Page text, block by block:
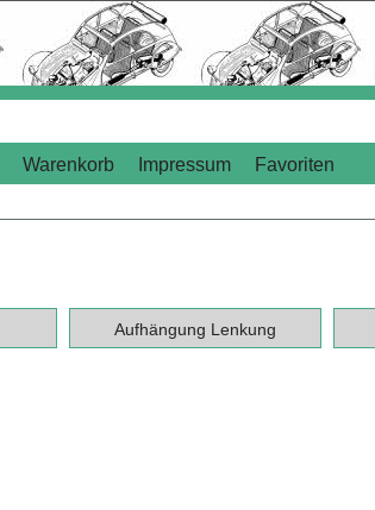
Warenkorb Impressum
Favoriten
Aufhängung Lenkung